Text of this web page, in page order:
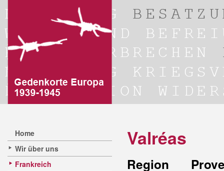
Home
Wir über uns
Frankreich
Valréas
Region